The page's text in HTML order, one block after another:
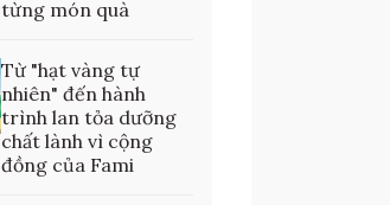
từng món quà
Từ "hạt vàng tự
nhiên" đến hành
trình lan tỏa dưỡng
chất lành vì cộng
đồng của Fami